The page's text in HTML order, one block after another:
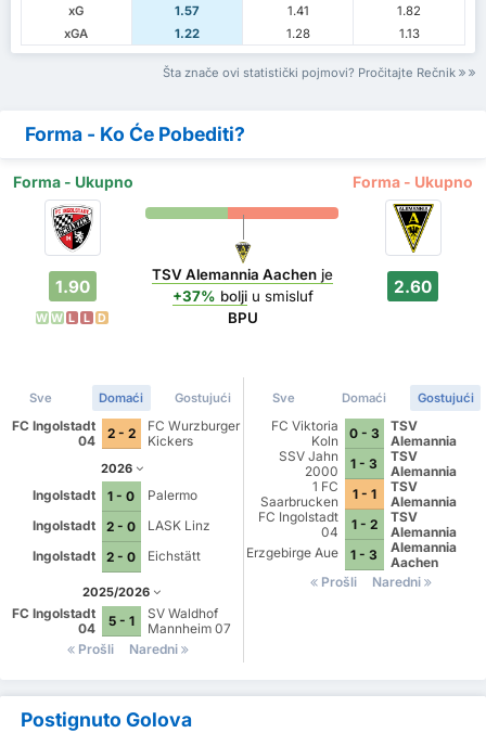
xG
1.57 1.41
1.82
xGA
1.22 1.28 1.13
Šta znače ovi statistički pojmovi? Pročitajte Rečnik
Forma - Ko Će Pobediti?
Forma - Ukupno Forma - Ukupno
1.90
W W L L D
TSV Alemannia Aachen je
+37% boljiu smisluf
BPU
2.60
Sve Domaći Gostujući
FC Ingolstadt
04
2 - 2
FC Wurzburger
Kickers
2026
Ingolstadt 1 - 0
Palermo
Ingolstadt
2 - 0
LASK Linz
Ingolstadt
2 - 0 Eichstätt
2025/2026
FC Ingolstadt
04
5 - 1
SV Waldhof
Mannheim 07
Prošli
Naredni
Sve Domaći Gostujući
FC Viktoria
Koln
0 - 3
TSV
Alemannia
Aachen
SSV Jahn
2000
Regensburg
1 - 3
TSV
Alemannia
Aachen
1 FC
Saarbrucken
1 - 1
TSV
Alemannia
Aachen
FC Ingolstadt
04
1 - 2
TSV
Alemannia
Aachen
Erzgebirge Aue 1 - 3
Alemannia
Aachen
Prošli
Naredni
Postignuto Golova